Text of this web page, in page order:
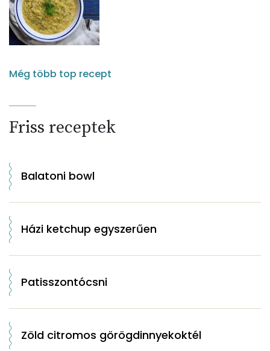
Még több top recept
Friss receptek
Balatoni bowl
Házi ketchup egyszerűen
Patisszontócsni
Zöld citromos görögdinnyekoktél